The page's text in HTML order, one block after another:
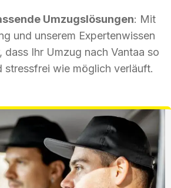
Umzugslösungen: Mit
und unserem Expertenwissen
dass Ihr Umzug nach Vantaa so
stressfrei wie möglich verläuft.